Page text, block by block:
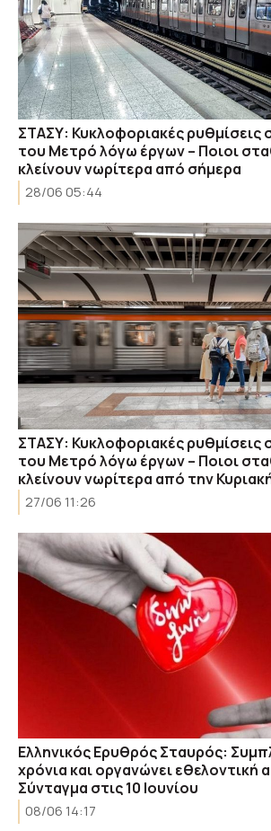
ΣΤΑΣΥ: Κυκλοφοριακές ρυθμίσεις
του Μετρό λόγω έργων – Ποιοι
κλείνουν νωρίτερα από σήμερα
28/06 05:44
ΣΤΑΣΥ: Κυκλοφοριακές ρυθμίσεις
του Μετρό λόγω έργων – Ποιοι
κλείνουν νωρίτερα από την
27/06 11:26
Ελληνικός Ερυθρός Σταυρός:
χρόνια και οργανώνει εθελοντική
Σύνταγμα στις 10 Ιουνίου
08/06 14:17